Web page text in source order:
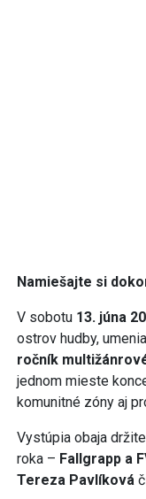
Namiešajte si
V sobotu 13. júna
ostrov hudby,
ročník
jednom mieste
komunitné zóny aj
Vystúpia obaja
roka – Fallgrapp a
Tereza Pavlíková